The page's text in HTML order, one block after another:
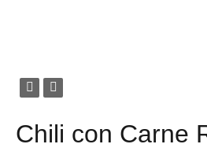
Chili con Carne